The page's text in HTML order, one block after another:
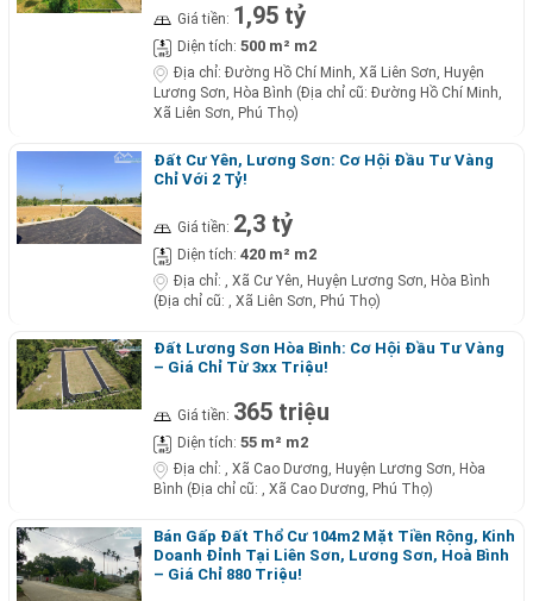
Giá tiền: 1,95 tỷ
Diện tích: 500 m² m2
Địa chỉ: Đường Hồ Chí Minh, Xã Liên Sơn, Huyện
Lương Sơn, Hòa Bình (Địa chỉ cũ: Đường Hồ Chí Minh,
Xã Liên Sơn, Phú Thọ)
Đất Cư Yên, Lương Sơn: Cơ Hội Đầu Tư Vàng
Chỉ Với 2 Tỷ!
Giá tiền: 2,3 tỷ
Diện tích: 420 m² m2
Địa chỉ: , Xã Cư Yên, Huyện Lương Sơn, Hòa Bình
(Địa chỉ cũ: , Xã Liên Sơn, Phú Thọ)
Đất Lương Sơn Hòa Bình: Cơ Hội Đầu Tư Vàng
– Giá Chỉ Từ 3xx Triệu!
Giá tiền: 365 triệu
Diện tích: 55 m² m2
Địa chỉ: , Xã Cao Dương, Huyện Lương Sơn, Hòa
Bình (Địa chỉ cũ: , Xã Cao Dương, Phú Thọ)
Bán Gấp Đất Thổ Cư 104m2 Mặt Tiền Rộng, Kinh
Doanh Đỉnh Tại Liên Sơn, Lương Sơn, Hoà Bình
– Giá Chỉ 880 Triệu!